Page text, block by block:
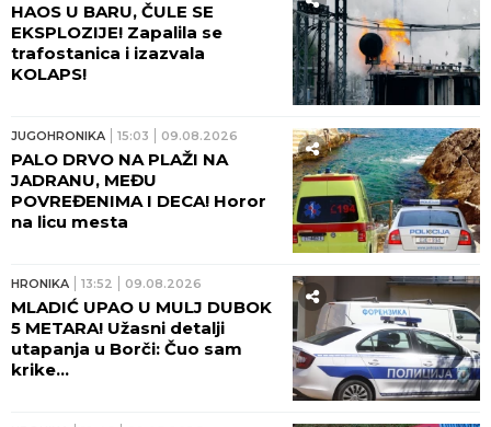
HAOS U BARU, ČULE SE
EKSPLOZIJE! Zapalila se
trafostanica i izazvala
KOLAPS!
JUGOHRONIKA 15:03 09.08.2026
PALO DRVO NA PLAŽI NA
JADRANU, MEĐU
POVREĐENIMA I DECA! Horor
na licu mesta
HRONIKA 13:52 09.08.2026
MLADIĆ UPAO U MULJ DUBOK
5 METARA! Užasni detalji
utapanja u Borči: Čuo sam
krike...